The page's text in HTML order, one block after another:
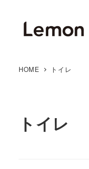
HOME トイレ
トイレ